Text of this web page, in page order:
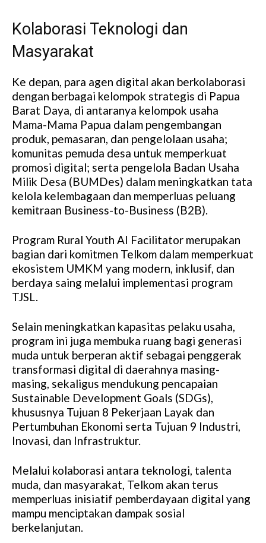
Kolaborasi Teknologi dan
Masyarakat
Ke depan, para agen digital akan berkolaborasi
dengan berbagai kelompok strategis di Papua
Barat Daya, di antaranya kelompok usaha
Mama-Mama Papua dalam pengembangan
produk, pemasaran, dan pengelolaan usaha;
komunitas pemuda desa untuk memperkuat
promosi digital; serta pengelola Badan Usaha
Milik Desa (BUMDes) dalam meningkatkan tata
kelola kelembagaan dan memperluas peluang
kemitraan Business-to-Business (B2B).
Program Rural Youth AI Facilitator merupakan
bagian dari komitmen Telkom dalam memperkuat
ekosistem UMKM yang modern, inklusif, dan
berdaya saing melalui implementasi program
TJSL.
Selain meningkatkan kapasitas pelaku usaha,
program ini juga membuka ruang bagi generasi
muda untuk berperan aktif sebagai penggerak
transformasi digital di daerahnya masing-
masing, sekaligus mendukung pencapaian
Sustainable Development Goals (SDGs),
khususnya Tujuan 8 Pekerjaan Layak dan
Pertumbuhan Ekonomi serta Tujuan 9 Industri,
Inovasi, dan Infrastruktur.
Melalui kolaborasi antara teknologi, talenta
muda, dan masyarakat, Telkom akan terus
memperluas inisiatif pemberdayaan digital yang
mampu menciptakan dampak sosial
berkelanjutan.